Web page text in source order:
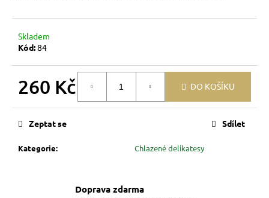
Skladem
Kód:84
260 Kč DO KOŠÍKU
Kategorie: Chlazené delikatesy
Zeptat se Sdílet
Doprava zdarma
D
o
p
u
u
m